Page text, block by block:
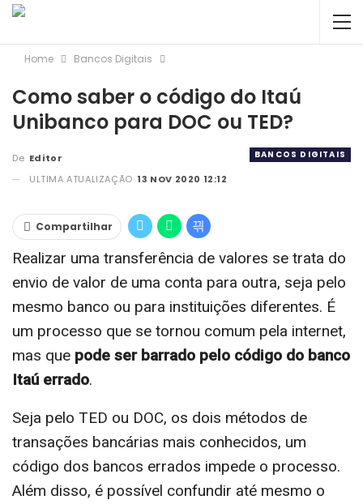
Home Bancos Digitais
Como saber o código do Itaú
Unibanco para DOC ou TED?
BANCOS DIGITAIS
De Editor
ULTIMA ATUALIZAÇÃO 13 NOV 2020 12:12
Compartilhar
Realizar uma transferência de valores se trata do
envio de valor de uma conta para outra, seja pelo
mesmo banco ou para instituições diferentes. É
um processo que se tornou comum pela internet,
mas que pode ser barrado pelo código do banco
Itaú errado.
Seja pelo TED ou DOC, os dois métodos de
transações bancárias mais conhecidos, um
código dos bancos errados impede o processo.
Além disso, é possível confundir até mesmo o